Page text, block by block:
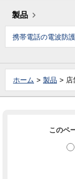
製品
携帯電話の電波防
ホーム 製品 店
このペ